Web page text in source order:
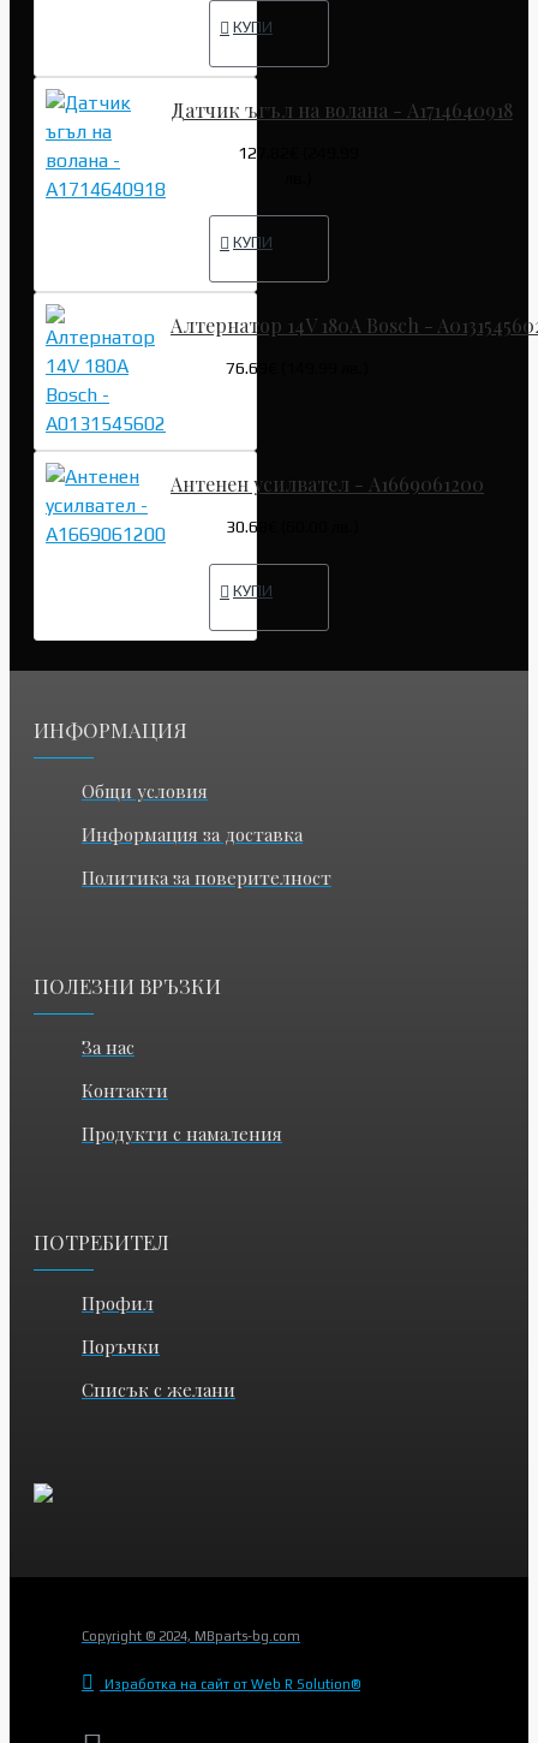
КУПИ
Датчик ъгъл на волана - A1714640918
127.82€ (249.99
КУПИ
Алтернатор 14V 180A Bosch -
76.69€ (149.99 лв.)
Антенен усилвател - A1669061200
30.68€ (60.00 лв.)
КУПИ
ИНФОРМАЦИЯ
Общи условия
Информация за доставка
Политика за поверителност
ПОЛЕЗНИ ВРЪЗКИ
За нас
Контакти
Продукти с намаления
ПОТРЕБИТЕЛ
Профил
Поръчки
Списък с желани
Copyright © 2024, MBparts-bg.com
Изработка на сайт от Web R Solution®